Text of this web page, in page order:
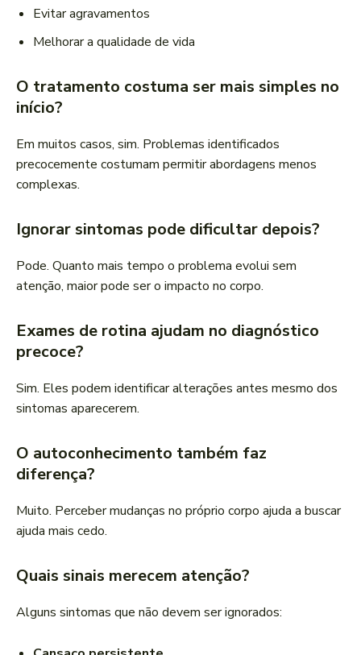
Evitar agravamentos
Melhorar a qualidade de vida
O tratamento costuma ser mais simples no
início?
Em muitos casos, sim. Problemas identificados
precocemente costumam permitir abordagens menos
complexas.
Ignorar sintomas pode dificultar depois?
Pode. Quanto mais tempo o problema evolui sem
atenção, maior pode ser o impacto no corpo.
Exames de rotina ajudam no diagnóstico
precoce?
Sim. Eles podem identificar alterações antes mesmo dos
sintomas aparecerem.
O autoconhecimento também faz
diferença?
Muito. Perceber mudanças no próprio corpo ajuda a buscar
ajuda mais cedo.
Quais sinais merecem atenção?
Alguns sintomas que não devem ser ignorados: